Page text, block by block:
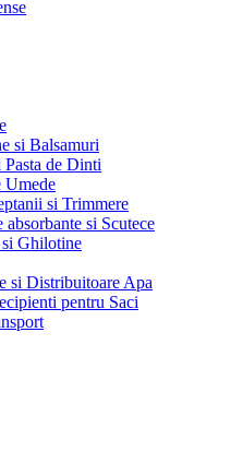
si Balsamuri
Pasta de Dinti
Umede
si Trimmere
absorbante si Scutece
Ghilotine
si Distribuitoare Apa
pentru Saci